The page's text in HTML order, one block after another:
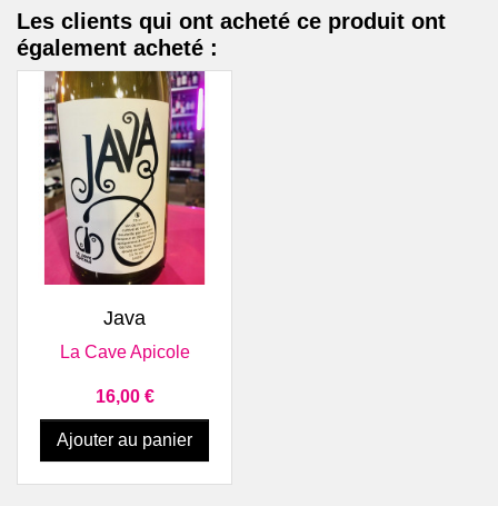
Les clients qui ont acheté ce produit ont
également acheté :
Java
La Cave Apicole
Prix
16,00 €
Ajouter au panier